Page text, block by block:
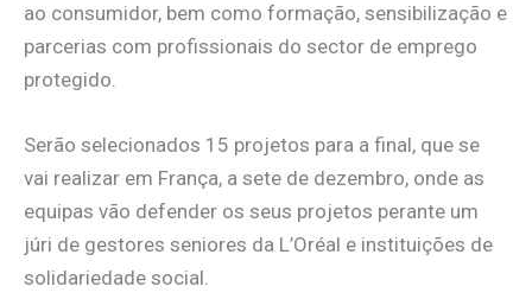
ao consumidor, bem como formação, sensibilização e
parcerias com profissionais do sector de emprego
protegido.
Serão selecionados 15 projetos para a final, que se
vai realizar em França, a sete de dezembro, onde as
equipas vão defender os seus projetos perante um
júri de gestores seniores da L’Oréal e instituições de
solidariedade social.